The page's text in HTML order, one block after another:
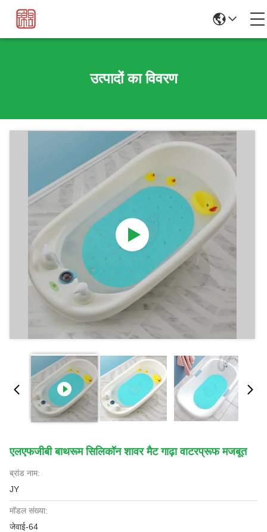
उत्पादों का विवरण
एलएफजीबी बाथरूम सिलिकॉन शावर मैट गाढ़ा वाटरप्रूफ मजबूत
ब्रांड नाम:
JY
मॉडल संख्या:
जेवाई-64